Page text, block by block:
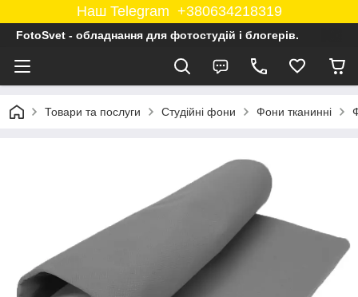
Наш Telegram +380634218319
FotoSvet - обладнання для фотостудій і блогерів.
Товари та послуги Студійні фони Фони тканинні